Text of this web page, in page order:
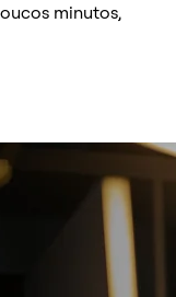
minutos,